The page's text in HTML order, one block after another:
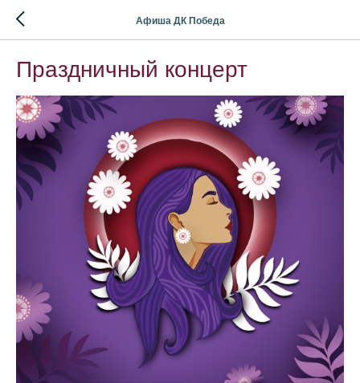
Афиша ДК Победа
Праздничный концерт